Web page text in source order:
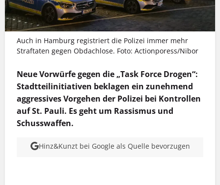
Auch in Hamburg registriert die Polizei immer mehr
Straftaten gegen Obdachlose. Foto: Actionporess/Nibor
Neue Vorwürfe gegen die „Task Force Drogen“:
Stadtteilinitiativen beklagen ein zunehmend
aggressives Vorgehen der Polizei bei Kontrollen
auf St. Pauli. Es geht um Rassismus und
Schusswaffen.
Hinz&Kunzt bei Google als Quelle bevorzugen